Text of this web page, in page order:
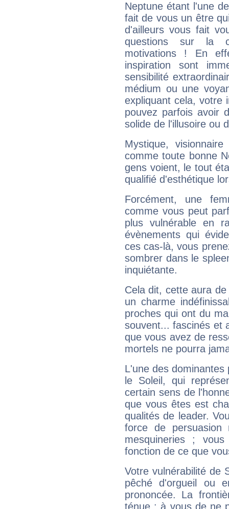
Neptune étant l'une
fait de vous un être
d'ailleurs vous fait
questions sur la
motivations ! En
inspiration sont
sensibilité
médium ou une
expliquant cela, votre
pouvez parfois avoir
solide de l'illusoire ou
Mystique,
comme toute bonne
gens voient, le tout
qualifié d'esthétique
Forcément, une
comme vous peut
plus vulnérable en
évènements qui
ces cas-là, vous
sombrer dans le
inquiétante.
Cela dit, cette aura
un charme
proches qui ont du
souvent... fascinés et
que vous avez de
mortels ne pourra
L'une des
le Soleil, qui
certain sens de
que vous êtes est
qualités de leader.
force de
mesquineries ;
fonction de ce que
Votre vulnérabilité de
pêché d'orgueil ou
prononcée. La
ténue : à vous de ne